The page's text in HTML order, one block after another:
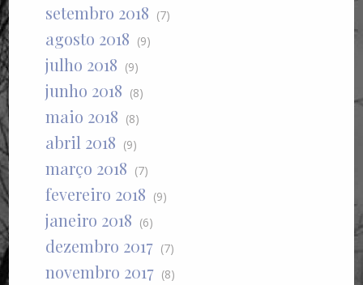
setembro 2018 (7)
agosto 2018 (9)
julho 2018 (9)
junho 2018 (8)
maio 2018 (8)
abril 2018 (9)
março 2018 (7)
fevereiro 2018 (9)
janeiro 2018 (6)
dezembro 2017 (7)
novembro 2017 (8)